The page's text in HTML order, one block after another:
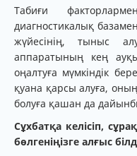
Табиғи
диагностикалық
жүйесінің, тыныс
аппаратының кең
оңалтуға мүмкіндік
қуана қарсы алуға,
болуға қашан да
Сұхбатқа келісіп,
бөлгеніңізге алғыс